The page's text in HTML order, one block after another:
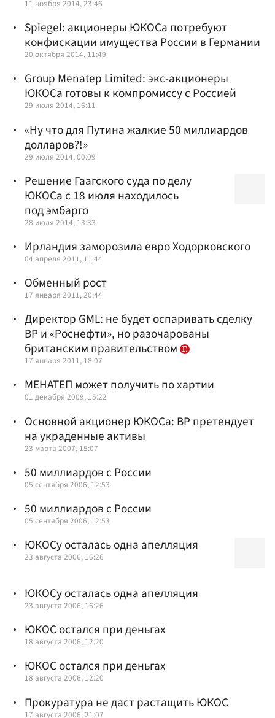
11 ноября 2014, 23:46
Spiegel: акционеры ЮКОСа потребуют
конфискации имущества России в Германии
20 октября 2014, 11:49
Group Menatep Limited: экс-акционеры
ЮКОСа готовы к компромиссу с Россией
29 июля 2014, 16:11
«Ну что для Путина жалкие 50 миллиардов
долларов?!»
29 июля 2014, 00:09
Решение Гаагского суда по делу
ЮКОСа с 18 июля находилось
под эмбарго
28 июля 2014, 13:33
Ирландия заморозила евро Ходорковского
04 апреля 2011, 11:44
Обменный рост
17 января 2011, 20:44
Директор GML: не будет оспаривать сделку
BP и «Роснефти», но разочарованы
британским правительством
17 января 2011, 18:07
МЕНАТЕП может получить по хартии
01 декабря 2009, 15:22
Основной акционер ЮКОСа: BP претендует
на украденные активы
23 марта 2007, 15:07
50 миллиардов с России
05 сентября 2006, 12:53
50 миллиардов с России
05 сентября 2006, 12:53
ЮКОСу осталась одна апелляция
23 августа 2006, 16:26
ЮКОСу осталась одна апелляция
23 августа 2006, 16:26
ЮКОС остался при деньгах
18 августа 2006, 12:20
ЮКОС остался при деньгах
18 августа 2006, 12:20
Прокуратура не даст растащить ЮКОС
17 августа 2006, 21:07